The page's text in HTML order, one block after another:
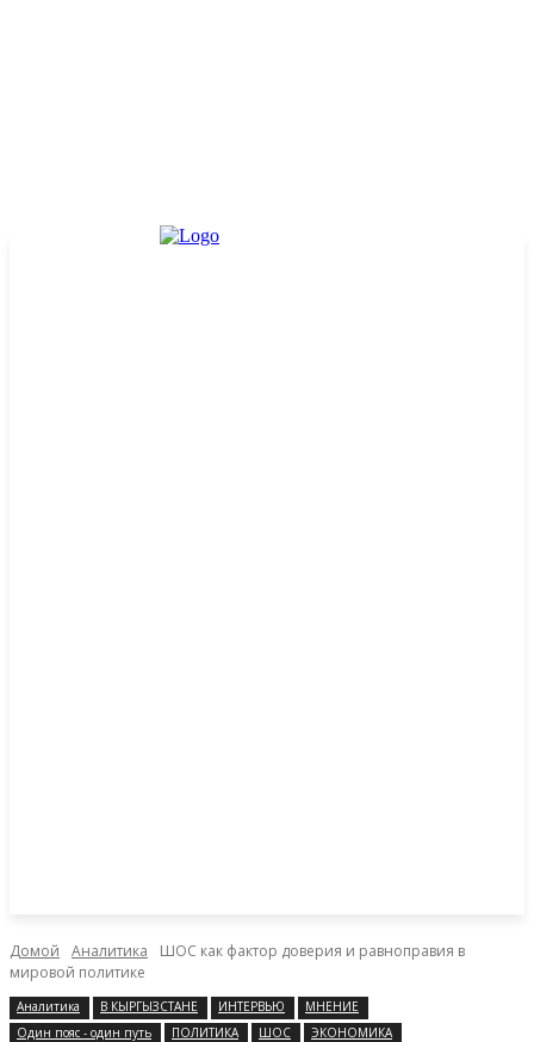
Домой Аналитика
ШОС как фактор доверия и равноправия в
мировой политике
Аналитика В КЫРГЫЗСТАНЕ ИНТЕРВЬЮ
МНЕНИЕ
Один пояс - один путь
ПОЛИТИКА ШОС ЭКОНОМИКА